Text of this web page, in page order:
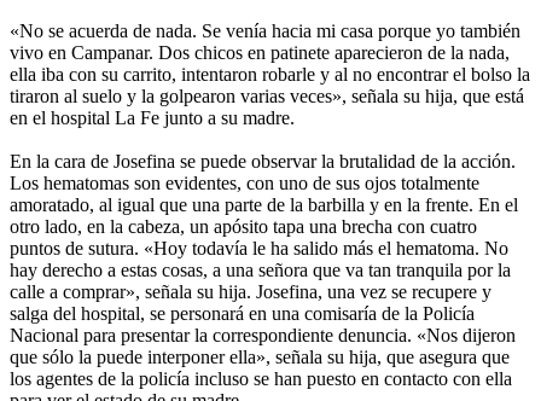
«No se acuerda de nada. Se venía hacia mi casa porque yo también
vivo en Campanar. Dos chicos en patinete aparecieron de la nada,
ella iba con su carrito, intentaron robarle y al no encontrar el bolso la
tiraron al suelo y la golpearon varias veces», señala su hija, que está
en el hospital La Fe junto a su madre.
En la cara de Josefina se puede observar la brutalidad de la acción.
Los hematomas son evidentes, con uno de sus ojos totalmente
amoratado, al igual que una parte de la barbilla y en la frente. En el
otro lado, en la cabeza, un apósito tapa una brecha con cuatro
puntos de sutura. «Hoy todavía le ha salido más el hematoma. No
hay derecho a estas cosas, a una señora que va tan tranquila por la
calle a comprar», señala su hija. Josefina, una vez se recupere y
salga del hospital, se personará en una comisaría de la Policía
Nacional para presentar la correspondiente denuncia. «Nos dijeron
que sólo la puede interponer ella», señala su hija, que asegura que
los agentes de la policía incluso se han puesto en contacto con ella